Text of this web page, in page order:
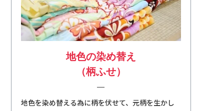
地色の染め替え
​​​​​​​（柄ふせ）
地色を染め替える為に柄を伏せて、元柄を生かし